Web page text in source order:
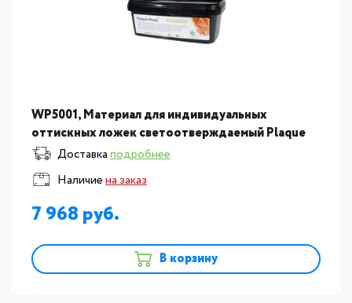
WP5001, Материал для индивидуальных
оттискных ложек светоотверждаемый Plaque
Photo, 50 шт
Доставкаподробнее
Наличиена заказ
7 968
В корзину